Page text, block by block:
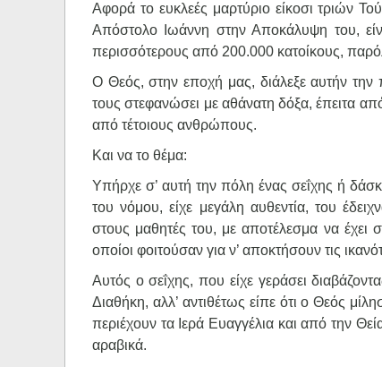
Αφορά το ευκλεές μαρτύριο είκοσι τριών
Απόστολο Ιωάννη στην Αποκάλυψη του,
περισσότερους από 200.000 κατοίκους,
Ο Θεός, στην εποχή μας, διάλεξε αυτήν την
τους στεφανώσει με αθάνατη δόξα, έπειτα
από τέτοιους ανθρώπους.
Και να το θέμα:
Υπήρχε σ’ αυτή την πόλη ένας σεΐχης ή
του νόμου, είχε μεγάλη αυθεντία, του
στους μαθητές του, με αποτέλεσμα να
οποίοι φοιτούσαν για ν’ αποκτήσουν τις
Αυτός ο σεΐχης, που είχε γεράσει
Διαθήκη, αλλ’ αντιθέτως είπε ότι ο Θεός
περιέχουν τα Ιερά Ευαγγέλια και από την
αραβικά.